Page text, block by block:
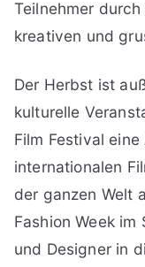
Teilnehmer
kreativen und
Der Herbst ist
kulturelle
Film Festival
internationalen
der ganzen Welt
Fashion Week
und Designer in